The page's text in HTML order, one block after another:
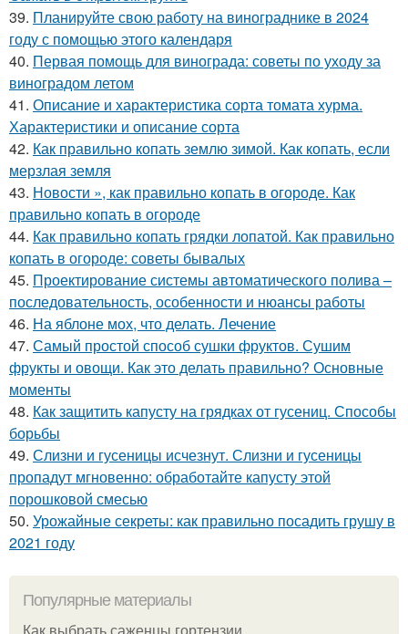
39. Планируйте свою работу на винограднике в 2024
году с помощью этого календаря
40. Первая помощь для винограда: советы по уходу за
виноградом летом
41. Описание и характеристика сорта томата хурма.
Характеристики и описание сорта
42. Как правильно копать землю зимой. Как копать, если
мерзлая земля
43. Новости », как правильно копать в огороде. Как
правильно копать в огороде
44. Как правильно копать грядки лопатой. Как правильно
копать в огороде: советы бывалых
45. Проектирование системы автоматического полива –
последовательность, особенности и нюансы работы
46. На яблоне мох, что делать. Лечение
47. Самый простой способ сушки фруктов. Сушим
фрукты и овощи. Как это делать правильно? Основные
моменты
48. Как защитить капусту на грядках от гусениц. Способы
борьбы
49. Слизни и гусеницы исчезнут. Слизни и гусеницы
пропадут мгновенно: обработайте капусту этой
порошковой смесью
50. Урожайные секреты: как правильно посадить грушу в
2021 году
Популярные материалы
Как выбрать саженцы гортензии